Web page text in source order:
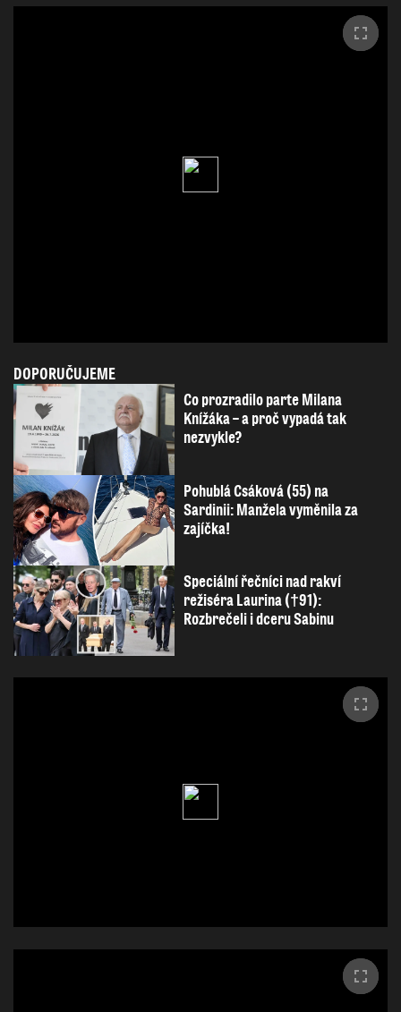
DOPORUČUJEME
Co prozradilo parte Milana
Knížáka – a proč vypadá tak
nezvykle?
Pohublá Csáková (55) na
Sardinii: Manžela vyměnila za
zajíčka!
Speciální řečníci nad rakví
režiséra Laurina (†91):
Rozbrečeli i dceru Sabinu